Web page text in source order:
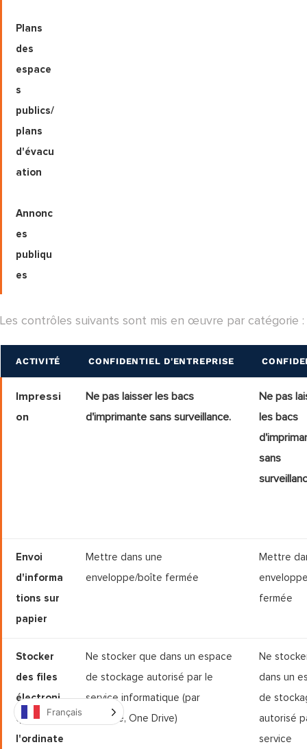
Plans
des
espace
s
publics/
plans
d'évacu
ation
Annonc
es
publiqu
es
Les contrôles suivants sont mis en œuvre par catégorie :
ACTIVITÉ CONFIDENTIEL D'ENTREPRISE
Impressi
on
Ne pas laisser les bacs
d'imprimante sans surveillance.
Ne pas
les bacs
sans
Envoi
d'informa
tions sur
papier
Mettre dans une
enveloppe/boîte fermée
Mettre
fermée
Stocker
des ﬁles
électroni
ques sur
l'ordinate
Ne stocker que dans un espace
de stockage autorisé par le
service informatique (par
exemple, One Drive)
Ne
dans un
de
autorisé
service
Français